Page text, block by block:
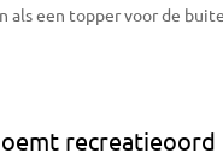
als een topper voor de
recreatieoord